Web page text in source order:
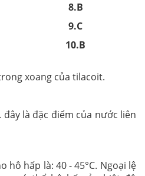
8.B
9.C
10.B
xoang của tilacoit.
đây là đặc điểm của nước liên
hô hấp là: 40 - 45°C. Ngoại lệ